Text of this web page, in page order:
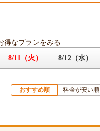
得なプランをみる
8/11（火） 8/12（水）
おすすめ順 料金が安い順